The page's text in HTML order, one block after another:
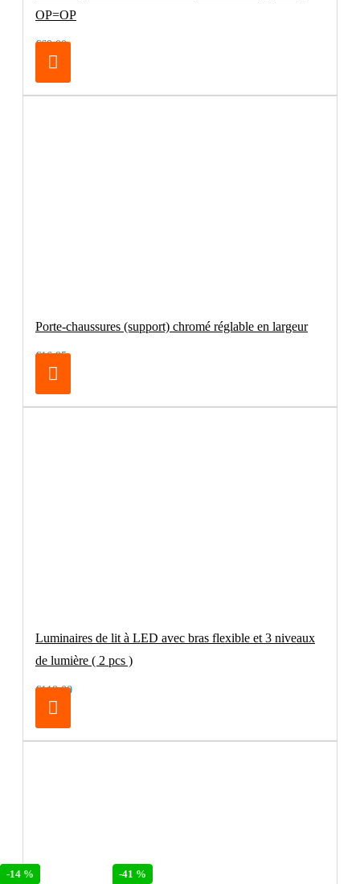
-41 %
-25 %
-41 %
-14 %
OP=OP
€69.00
Porte-chaussures (support) chromé réglable en largeur
€16.95
Luminaires de lit à LED avec bras flexible et 3 niveaux
de lumière ( 2 pcs )
€119.00